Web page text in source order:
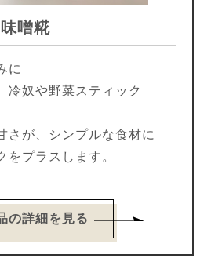
噌糀
に
冷奴や野菜スティック
さが、シンプルな食材に
をプラスします。
の詳細を見る